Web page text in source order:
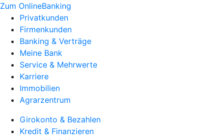
Zum OnlineBanking
Privatkunden
Firmenkunden
Banking & Verträge
Meine Bank
Service & Mehrwerte
Karriere
Immobilien
Agrarzentrum
Girokonto & Bezahlen
Kredit & Finanzieren